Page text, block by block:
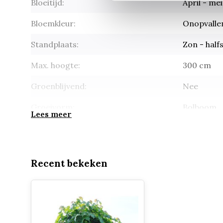
Bloeitijd: April - mei
Bloemkleur:
Standplaats: Zon -
Max. hoogte: 300 cm
Groenblijvend: Nee
Bolboom
Lees meer
Recent bekeken